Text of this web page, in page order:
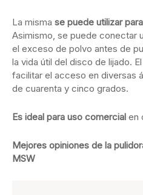
La misma se puede utilizar
Asimismo, se puede conectar
el exceso de polvo antes de
la vida útil del disco de lijado.
facilitar el acceso en diversas
de cuarenta y cinco grados.
Es ideal para uso comercial en
Mejores opiniones de la
MSW